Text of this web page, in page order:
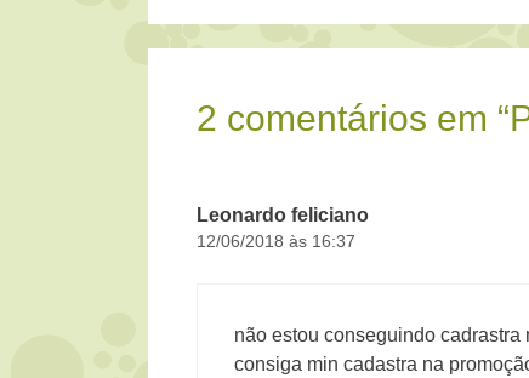
2 comentários em
Leonardo feliciano
12/06/2018 às 16:37
não estou conseguindo
consiga min cadastra na